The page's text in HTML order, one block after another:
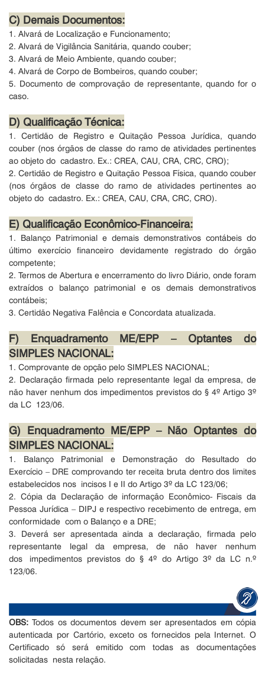
C) Demais Documentos:
1. Alvará de Localização e Funcionamento;
2. Alvará de Vigilância Sanitária, quando couber;
3. Alvará de Meio Ambiente, quando couber;
4. Alvará de Corpo de Bombeiros, quando couber;
5. Documento de comprovação de representante, quando for o
caso.
D) Qualificação Técnica:
1. Certidão de Registro e Quitação Pessoa Jurídica, quando
couber (nosórgãos de classe do ramo de atividades pertinentes
ao objeto do cadastro. Ex.: CREA, CAU, CRA, CRC, CRO);
2. Certidão de Registro e Quitação Pessoa Física, quando couber
(nosórgãos de classe do ramo de atividades pertinentes ao
objeto do cadastro. Ex.: CREA, CAU, CRA, CRC, CRO).
E) Qualificação Econômico-Financeira:
1. Balanço Patrimonial e demais demonstrativos contábeis do
último exercício financeiro devidamente registrado do órgão
competente;
2. Termos de Abertura e encerramento do livro Diário, onde foram
extraídos o balanço patrimonial e os demais demonstrativos
contábeis;
3. Certidão Negativa Falência e Concordata atualizada.
F) Enquadramento ME/EPP – Optantes do
SIMPLES NACIONAL:
1. Comprovante de opção pelo SIMPLES NACIONAL;
2. Declaração firmada pelo representante legal da empresa, de
não haver nenhum dos impedimentos previstos do § 4º Artigo 3º
da LC 123/06.
G) Enquadramento ME/EPP – Não Optantes do
SIMPLES NACIONAL:
1. Balanço Patrimonial e Demonstração do Resultado do
Exercício – DRE comprovando ter receita bruta dentro dos limites
estabelecidos nos incisos I e II do Artigo 3º da LC 123/06;
2. Cópia da Declaração de informação Econômico- Fiscais da
Pessoa Jurídica – DIPJ e respectivo recebimento de entrega, em
conformidade com o Balanço e a DRE;
3. Deverá ser apresentada ainda a declaração, firmada pelo
representante legal da empresa, de não haver nenhum
dos impedimentos previstos do § 4º do Artigo 3º da LC n.º
123/06.
OBS: Todos os documentos devem ser apresentados em cópia
autenticada por Cartório, exceto os fornecidos pela Internet. O
Certificado só será emitido com todas as documentações
solicitadas nesta relação.